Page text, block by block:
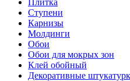
Плитка
Ступени
Карнизы
Молдинги
Обои
Обои для мокрых зон
Клей обойный
Декоративные